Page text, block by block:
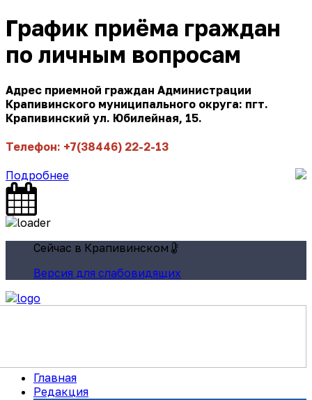
График приёма граждан
по личным вопросам
Адрес приемной граждан Администрации
Крапивинского муниципального округа: пгт.
Крапивинский ул. Юбилейная, 15.
Телефон: +7(38446) 22-2-13
Подробнее
Сейчас в Крапивинском
Версия для слабовидящих
Главная
Редакция